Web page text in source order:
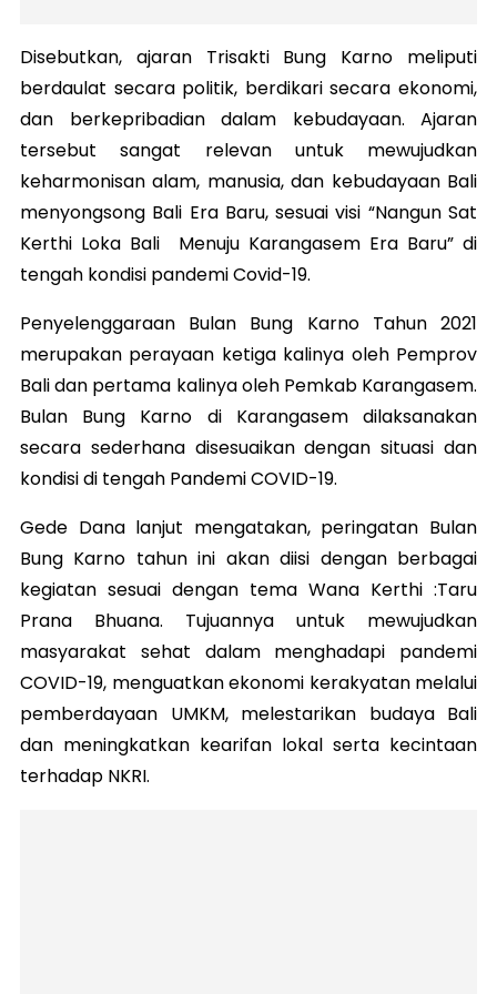
Disebutkan, ajaran Trisakti Bung Karno meliputi
berdaulat secara politik, berdikari secara ekonomi,
dan berkepribadian dalam kebudayaan. Ajaran
tersebut sangat relevan untuk mewujudkan
keharmonisan alam, manusia, dan kebudayaan Bali
menyongsong Bali Era Baru, sesuai visi “Nangun Sat
Kerthi Loka Bali Menuju Karangasem Era Baru” di
tengah kondisi pandemi Covid-19.
Penyelenggaraan Bulan Bung Karno Tahun 2021
merupakan perayaan ketiga kalinya oleh Pemprov
Bali dan pertama kalinya oleh Pemkab Karangasem.
Bulan Bung Karno di Karangasem dilaksanakan
secara sederhana disesuaikan dengan situasi dan
kondisi di tengah Pandemi COVID-19.
Gede Dana lanjut mengatakan, peringatan Bulan
Bung Karno tahun ini akan diisi dengan berbagai
kegiatan sesuai dengan tema Wana Kerthi :Taru
Prana Bhuana. Tujuannya untuk mewujudkan
masyarakat sehat dalam menghadapi pandemi
COVID-19, menguatkan ekonomi kerakyatan melalui
pemberdayaan UMKM, melestarikan budaya Bali
dan meningkatkan kearifan lokal serta kecintaan
terhadap NKRI.